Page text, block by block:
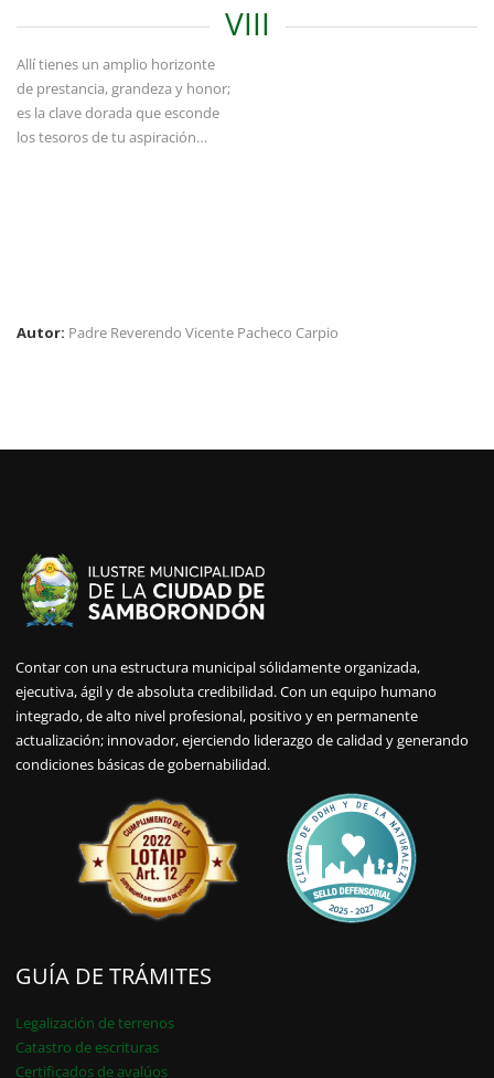
VIII
Allí tienes un amplio horizonte
de prestancia, grandeza y honor;
es la clave dorada que esconde
los tesoros de tu aspiración…
Autor: Padre Reverendo Vicente Pacheco Carpio
Contar con una estructura municipal sólidamente organizada,
ejecutiva, ágil y de absoluta credibilidad. Con un equipo humano
integrado, de alto nivel profesional, positivo y en permanente
actualización; innovador, ejerciendo liderazgo de calidad y generando
condiciones básicas de gobernabilidad.
GUÍA DE TRÁMITES
Legalización de terrenos
Catastro de escrituras
Certificados de avalúos